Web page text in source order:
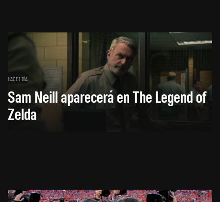
HACE 1 DÍA
Sam Neill aparecerá en The Legend of
Zelda